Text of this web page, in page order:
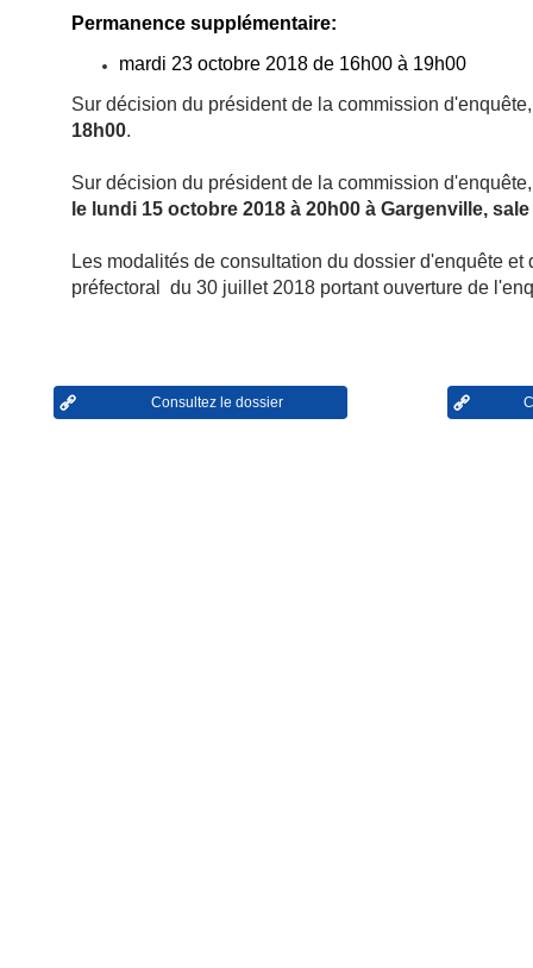
Permanence supplémentaire:
mardi 23 octobre 2018 de 16h00 à 19h00
Sur décision du président de la commission
18h00.
Sur décision du président de la commission
le lundi 15 octobre 2018 à 20h00 à Gargenville,
Les modalités de consultation du dossier d'enquête
préfectoral du 30 juillet 2018 portant ouverture de
Consultez le dossier